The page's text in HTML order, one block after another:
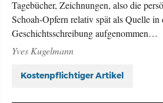
Tagebücher, Zeichnungen, also die
Schoah-Opfern relativ spät als Quelle in
Geschichtsschreibung aufgenommen…
Yves Kugelmann
Kostenpflichtiger Artikel